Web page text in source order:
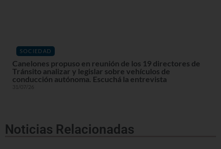
SOCIEDAD
Canelones propuso en reunión de los 19 directores de
Tránsito analizar y legislar sobre vehículos de
conducción autónoma. Escuchá la entrevista
31/07/26
Noticias Relacionadas